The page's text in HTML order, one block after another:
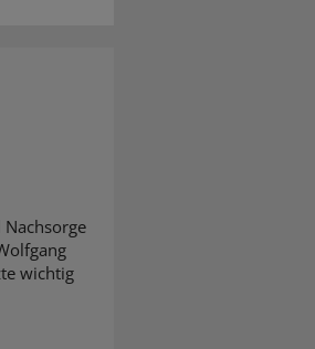
wichtig